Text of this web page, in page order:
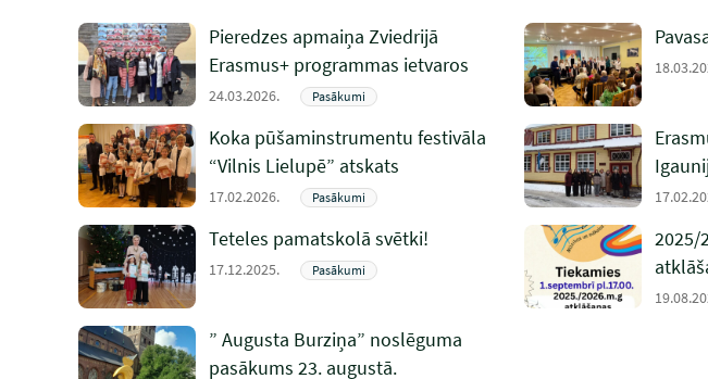
Pieredzes apmaiņa Zviedrijā
Erasmus+ programmas ietvaros
24.03.2026. Pasākumi
Koka pūšaminstrumentu festivāla
“Vilnis Lielupē” atskats
17.02.2026. Pasākumi
Teteles pamatskolā svētki!
17.12.2025. Pasākumi
2025/
” Augusta Burziņa” noslēguma
pasākums 23. augustā.